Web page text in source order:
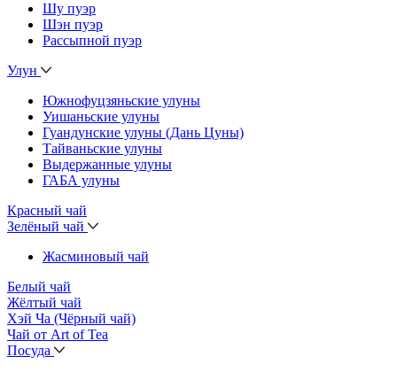
Шу пуэр
Шэн пуэр
Рассыпной пуэр
Улун
Южнофуцзяньские улуны
Уишаньские улуны
Гуандунские улуны (Дань Цуны)
Тайваньские улуны
Выдержанные улуны
ГАБА улуны
Красный чай
Зелёный чай
Жасминовый чай
Белый чай
Жёлтый чай
Хэй Ча (Чёрный чай)
Чай от Art of Tea
Посуда